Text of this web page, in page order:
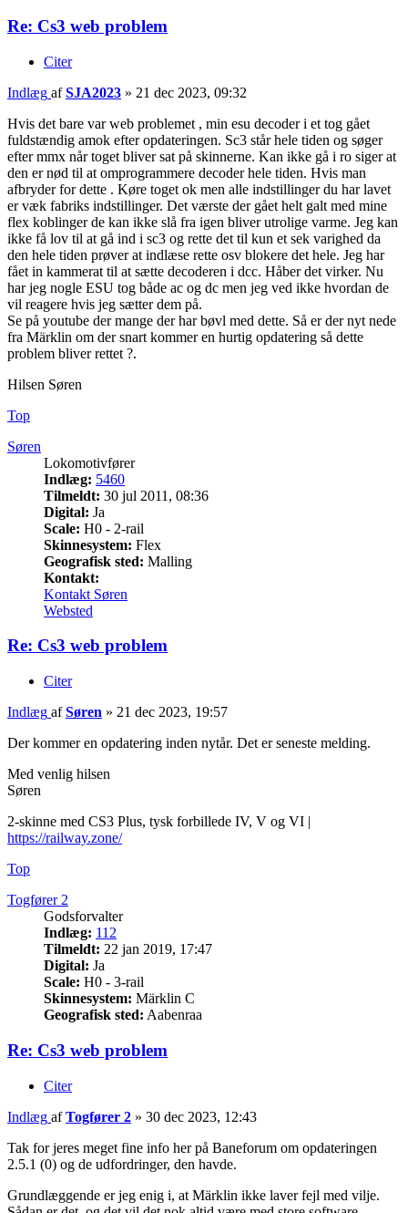
Re: Cs3 web problem
Citer
Indlæg afSJA2023 » 21 dec 2023, 09:32
Hvis det bare var web problemet , min esu decoder i et tog gået
fuldstændig amok efter opdateringen. Sc3 står hele tiden og søger
efter mmx når toget bliver sat på skinnerne. Kan ikke gå i ro siger at
den er nød til at omprogrammere decoder hele tiden. Hvis man
afbryder for dette . Køre toget ok men alle indstillinger du har lavet
er væk fabriks indstillinger. Det værste der gået helt galt med mine
flex koblinger de kan ikke slå fra igen bliver utrolige varme. Jeg kan
ikke få lov til at gå ind i sc3 og rette det til kun et sek varighed da
den hele tiden prøver at indlæse rette osv blokere det hele. Jeg har
fået in kammerat til at sætte decoderen i dcc. Håber det virker. Nu
har jeg nogle ESU tog både ac og dc men jeg ved ikke hvordan de
vil reagere hvis jeg sætter dem på.
Se på youtube der mange der har bøvl med dette. Så er der nyt nede
fra Märklin om der snart kommer en hurtig opdatering så dette
problem bliver rettet ?.
Hilsen Søren
Top
Søren
Lokomotivfører
Indlæg: 5460
Tilmeldt: 30 jul 2011, 08:36
Digital: Ja
Scale: H0 - 2-rail
Skinnesystem: Flex
Geografisk sted: Malling
Kontakt:
Kontakt Søren
Websted
Re: Cs3 web problem
Citer
Indlæg afSøren » 21 dec 2023, 19:57
Der kommer en opdatering inden nytår. Det er seneste melding.
Med venlig hilsen
Søren
2-skinne med CS3 Plus, tysk forbillede IV, V og VI |
https://railway.zone/
Top
Togfører 2
Godsforvalter
Indlæg: 112
Tilmeldt: 22 jan 2019, 17:47
Digital: Ja
Scale: H0 - 3-rail
Skinnesystem: Märklin C
Geografisk sted: Aabenraa
Re: Cs3 web problem
Citer
Indlæg afTogfører 2 » 30 dec 2023, 12:43
Tak for jeres meget fine info her på Baneforum om opdateringen
2.5.1 (0) og de udfordringer, den havde.
Grundlæggende er jeg enig i, at Märklin ikke laver fejl med vilje.